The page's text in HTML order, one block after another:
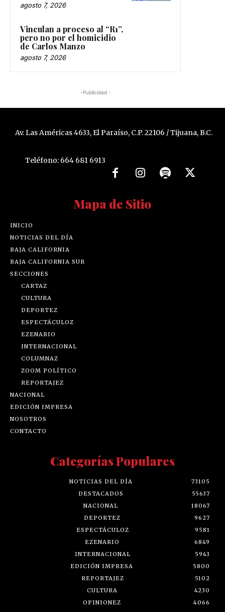
agosto 7, 2026
Vinculan a proceso al “R1”,
pero no por el homicidio
de Carlos Manzo
agosto 7, 2026
-Publicidad -
Av. Las Américas 4633, El Paraíso, C.P. 22106 / Tijuana, B.C.
Teléfono: 664 681 6913
Mapa de Sitio
INICIO
NOTICIAS DEL DÍA
BAJA CALIFORNIA
BAJA CALIFORNIA SUR
SECCIONES
CARTAZ
CULTURA
DEPORTEZ
ESPECTÁCULOZ
EZENARIO
INTERNACIONAL
COLUMNAZ
ZOOM POLÍTICO
REPORTAJEZ
NACIONAL
EDICIÓN IMPRESA
NOSOTROS
CONTACTO
Categorías Populares
NOTICIAS DEL DÍA
73105
DESTACADOS
55637
NACIONAL
18067
DEPORTEZ
9627
ESPECTÁCULOZ
9581
EZENARIO
6849
INTERNACIONAL
5943
EDICIÓN IMPRESA
5800
REPORTAJEZ
5102
CULTURA
4230
OPINIONEZ
4066